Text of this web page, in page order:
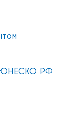
РФ